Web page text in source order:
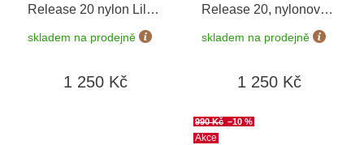
Release 20 nylon Lilac
ComfortFit 010-13900-
10
skladem na prodejně
1 250 Kč
Release 20, nylonový
černý ComfortFit 010-
13440-00
skladem na prodejně
1 250 Kč
Akce
990 Kč –10 %